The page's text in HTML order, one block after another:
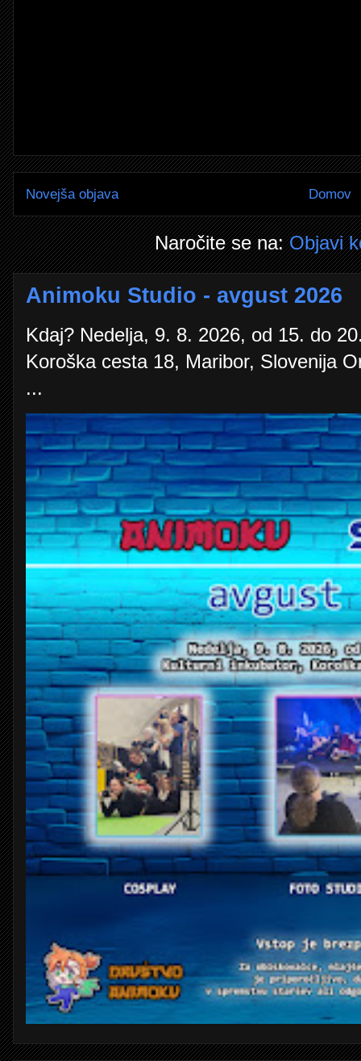
Novejša objava Domov
Naročite se na:Objavi
Animoku Studio - avgust 2026
Kdaj? Nedelja, 9. 8. 2026, od 15. do
Koroška cesta 18, Maribor, Slovenija
...